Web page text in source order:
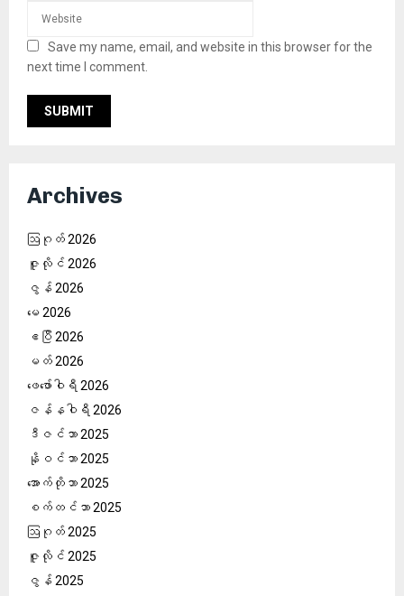
Save my name, email, and website in this browser for the
next time I comment.
Archives
ဩဂုတ် 2026
ဇူလိုင် 2026
ဇွန် 2026
မေ 2026
ဧပြီ 2026
မတ် 2026
ဖေ‌ဖော်ဝါရီ 2026
ဇန်နဝါရီ 2026
ဒီဇင်ဘာ 2025
နိုဝင်ဘာ 2025
အောက်တိုဘာ 2025
စက်တင်ဘာ 2025
ဩဂုတ် 2025
ဇူလိုင် 2025
ဇွန် 2025